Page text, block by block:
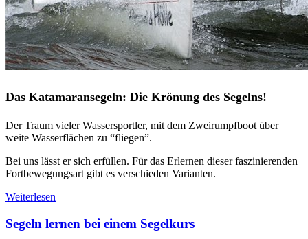
Das Katamaransegeln: Die Krönung des Segelns!
Der Traum vieler Wassersportler, mit dem Zweirumpfboot über
weite Wasserflächen zu “fliegen”.
Bei uns lässt er sich erfüllen. Für das Erlernen dieser faszinierenden
Fortbewegungsart gibt es verschieden Varianten.
Weiterlesen
Segeln lernen bei einem Segelkurs